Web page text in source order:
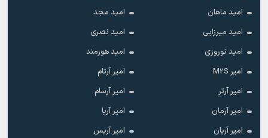
امید ماهان
امید مجد
امید میرزایی
امید نصری
امید نوروزی
امید هورمند
امیر M2S
امیر آرتام
امیر آرتر
امیر آرسام
امیر آرمان
امیر آریا
امیر آریان
امیر آریس